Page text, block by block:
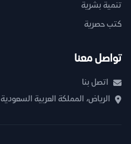
تنمية بشرية
كتب حصرية
تواصل معنا
اتصل بنا
الرياض، المملكة العربية السعودية